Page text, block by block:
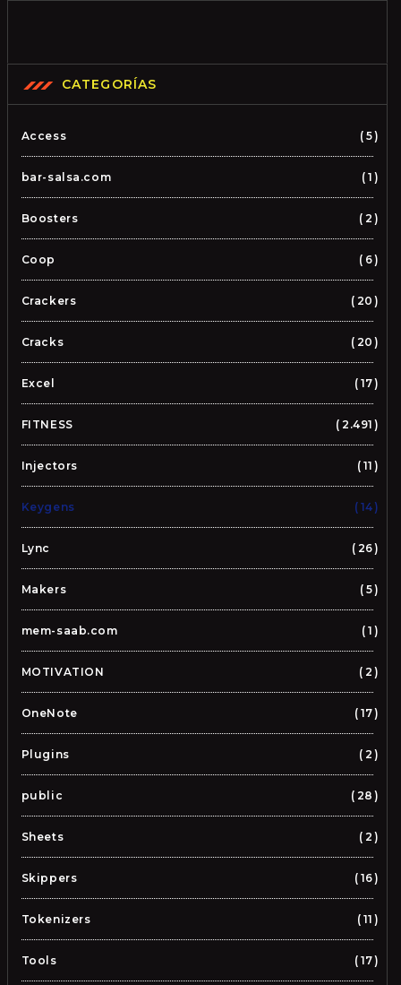
CATEGORÍAS
Access 5
bar-salsa.com 1
Boosters 2
Coop 6
Crackers 20
Cracks 20
Excel 17
FITNESS 2.491
Injectors 11
Keygens 14
Lync 26
Makers 5
mem-saab.com 1
MOTIVATION 2
OneNote 17
Plugins 2
public 28
Sheets 2
Skippers 16
Tokenizers 11
Tools 17